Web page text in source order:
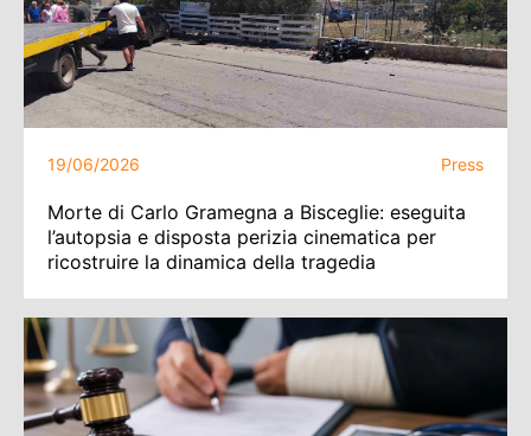
19/06/2026 Press
Morte di Carlo Gramegna a Bisceglie: eseguita
l’autopsia e disposta perizia cinematica per
ricostruire la dinamica della tragedia